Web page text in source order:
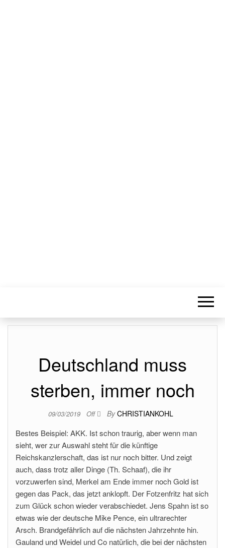
Deutschland muss
sterben, immer noch
09/03/2019 Off By CHRISTIANKOHL
Bestes Beispiel: AKK. Ist schon traurig, aber wenn man
sieht, wer zur Auswahl steht für die künftige
Reichskanzlerschaft, das ist nur noch bitter. Und zeigt
auch, dass trotz aller Dinge (Th. Schaaf), die ihr
vorzuwerfen sind, Merkel am Ende immer noch Gold ist
gegen das Pack, das jetzt anklopft. Der Fotzenfritz hat sich
zum Glück schon wieder verabschiedet. Jens Spahn ist so
etwas wie der deutsche Mike Pence, ein ultrarechter
Arsch. Brandgefährlich auf die nächsten Jahrzehnte hin.
Gauland und Weidel und Co natürlich, die bei der nächsten